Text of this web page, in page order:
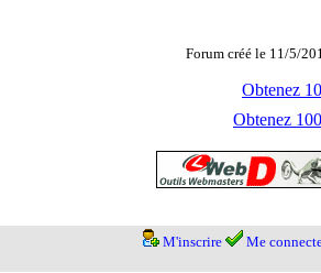
Forum créé le 11/5/
Obtenez
Obtenez
M'inscrire Me